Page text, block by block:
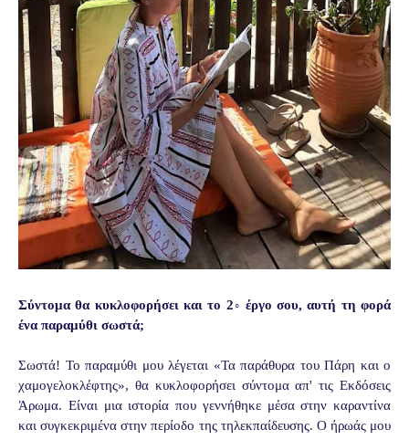
Σύντομα θα κυκλοφορήσει και το 2◦ έργο σου, αυτή τη φορά
ένα παραμύθι σωστά;
Σωστά! Το παραμύθι μου λέγεται «Τα παράθυρα του Πάρη και ο
χαμογελοκλέφτης», θα κυκλοφορήσει σύντομα απ' τις Εκδόσεις
Άρωμα. Είναι μια ιστορία που γεννήθηκε μέσα στην καραντίνα
και συγκεκριμένα στην περίοδο της τηλεκπαίδευσης. Ο ήρωάς μου